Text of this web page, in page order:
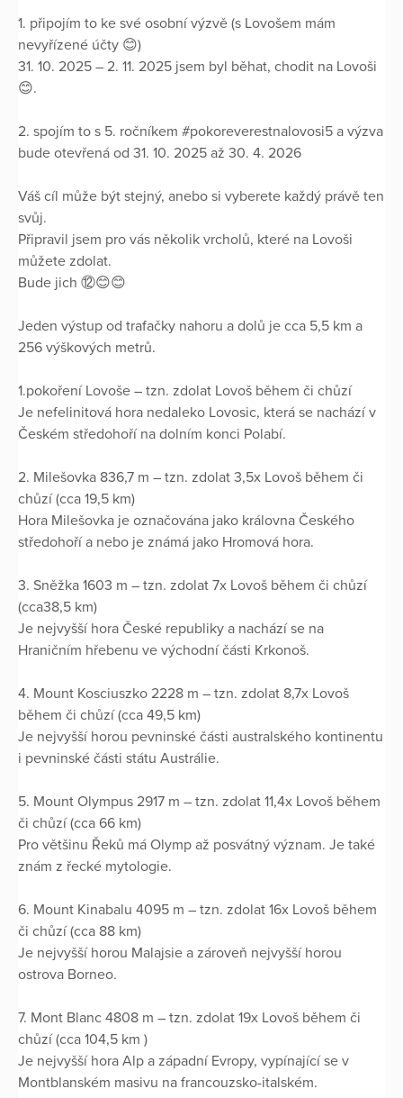
1. připojím to ke své osobní výzvě (s Lovošem mám
nevyřízené účty 😊)
31. 10. 2025 – 2. 11. 2025 jsem byl běhat, chodit na Lovoši
😊.
2. spojím to s 5. ročníkem #pokoreverestnalovosi5 a výzva
bude otevřená od 31. 10. 2025 až 30. 4. 2026
Váš cíl může být stejný, anebo si vyberete každý právě ten
svůj.
Připravil jsem pro vás několik vrcholů, které na Lovoši
můžete zdolat.
Bude jich ⑫😊😊
Jeden výstup od trafačky nahoru a dolů je cca 5,5 km a
256 výškových metrů.
1.pokoření Lovoše – tzn. zdolat Lovoš během či chůzí
Je nefelinitová hora nedaleko Lovosic, která se nachází v
Českém středohoří na dolním konci Polabí.
2. Milešovka 836,7 m – tzn. zdolat 3,5x Lovoš během či
chůzí (cca 19,5 km)
Hora Milešovka je označována jako královna Českého
středohoří a nebo je známá jako Hromová hora.
3. Sněžka 1603 m – tzn. zdolat 7x Lovoš během či chůzí
(cca38,5 km)
Je nejvyšší hora České republiky a nachází se na
Hraničním hřebenu ve východní části Krkonoš.
4. Mount Kosciuszko 2228 m – tzn. zdolat 8,7x Lovoš
během či chůzí (cca 49,5 km)
Je nejvyšší horou pevninské části australského kontinentu
i pevninské části státu Austrálie.
5. Mount Olympus 2917 m – tzn. zdolat 11,4x Lovoš během
či chůzí (cca 66 km)
Pro většinu Řeků má Olymp až posvátný význam. Je také
znám z řecké mytologie.
6. Mount Kinabalu 4095 m – tzn. zdolat 16x Lovoš během
či chůzí (cca 88 km)
Je nejvyšší horou Malajsie a zároveň nejvyšší horou
ostrova Borneo.
7. Mont Blanc 4808 m – tzn. zdolat 19x Lovoš během či
chůzí (cca 104,5 km )
Je nejvyšší hora Alp a západní Evropy, vypínající se v
Montblanském masivu na francouzsko-italském.